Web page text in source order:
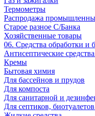
Термометры
Распродажа
Старое разное С/Банка
Хозяйственные товары
06. Средства обработки и
Антисептические
Кремы
Бытовая химия
Для бассейнов и прудов
Для компоста
Для санитарной и
Для септиков,